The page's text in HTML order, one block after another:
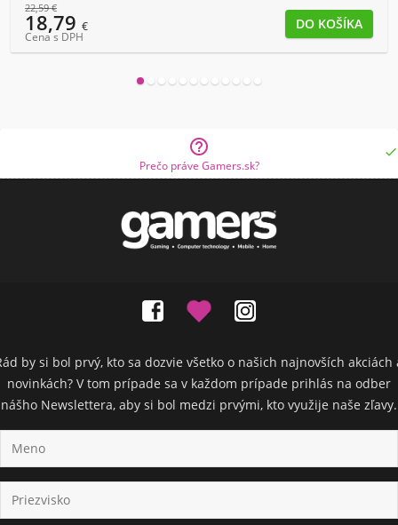
22,59€
18,79 €
Cena s DPH

Prečo práve Gamers.sk?

by si bol prvý, kto sa dozvie všetko o našich najnovších akciách
novinkách? V tom prípade sa v každom prípade prihlás na odber
nášho Newslettera, aby si bol medzi prvými, kto využije naše zľavy.